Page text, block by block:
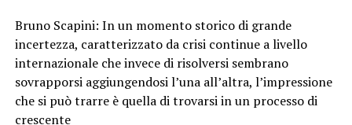
Bruno Scapini: In un momento storico di grande
incertezza, caratterizzato da crisi continue a livello
internazionale che invece di risolversi sembrano
sovrapporsi aggiungendosi l’una all’altra, l’impressione
che si può trarre è quella di trovarsi in un processo di
crescente